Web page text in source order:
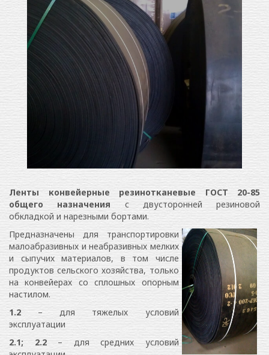
Купить
ленту транспортерную
резинотканевую со
склада в Харькове
ГОСТ 20-85
Ленты конвейерные резинотканевые ГОСТ 20-85
общего назначения с двусторонней резиновой
обкладкой и нарезными бортами.
Предназначены для транспортировки
малоабразивных и неабразивных мелких
и сыпучих материалов, в том числе
продуктов сельского хозяйства, только
на конвейерах со сплошных опорным
настилом.
1.2 – для тяжелых условий
эксплуатации
2.1; 2.2 – для средних условий